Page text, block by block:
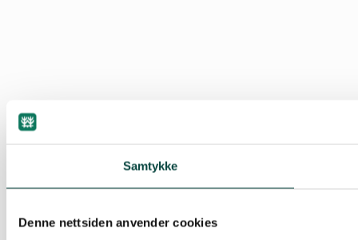
Samtykke
Denne nettsiden anvender cookies